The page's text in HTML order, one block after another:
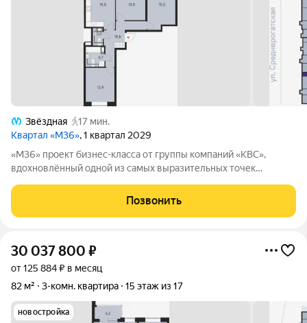
Звёздная
17 мин.
Квартал «М36», 1 квартал 2029
«М36» проект бизнес-класса от группы компаний «КВС»,
вдохновлённый одной из самых выразительных точек
Возничего. В астрономии этот объект символизирует порядок,
точность и уверенность в движении. В
Позвонить
30 037 800 ₽
от 125 884 ₽ в месяц
82 м²
3-комн. квартира 15 этаж из 17
новостройка